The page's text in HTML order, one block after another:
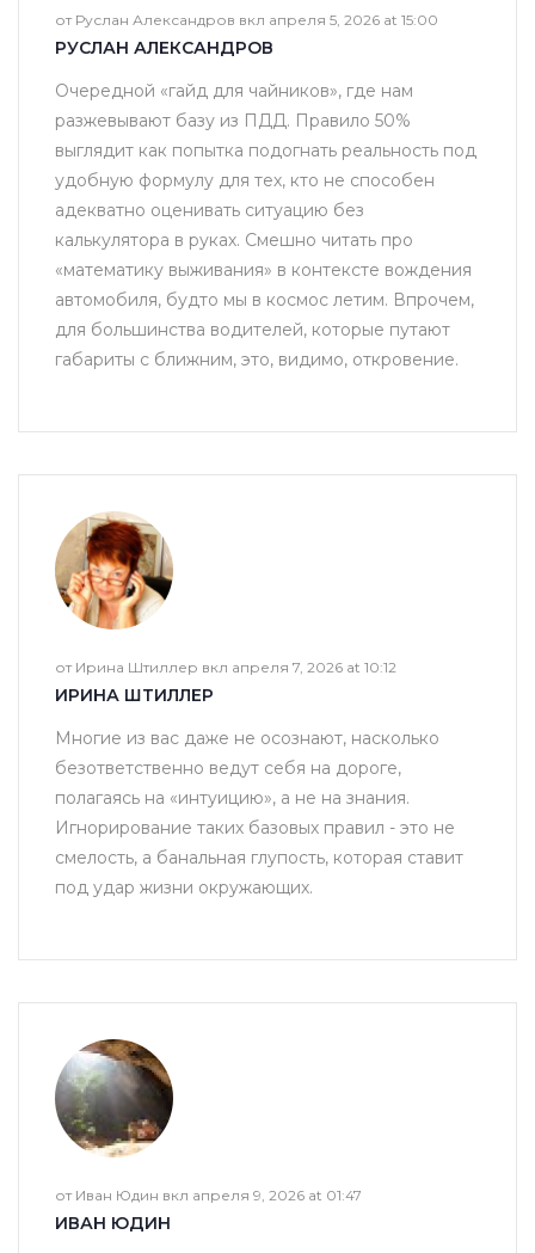
от Руслан Александров вкл апреля 5, 2026 at 15:00
РУСЛАН АЛЕКСАНДРОВ
Очередной «гайд для чайников», где нам
разжевывают базу из ПДД. Правило 50%
выглядит как попытка подогнать реальность под
удобную формулу для тех, кто не способен
адекватно оценивать ситуацию без
калькулятора в руках. Смешно читать про
«математику выживания» в контексте вождения
автомобиля, будто мы в космос летим. Впрочем,
для большинства водителей, которые путают
габариты с ближним, это, видимо, откровение.
от Ирина Штиллер вкл апреля 7, 2026 at 10:12
ИРИНА ШТИЛЛЕР
Многие из вас даже не осознают, насколько
безответственно ведут себя на дороге,
полагаясь на «интуицию», а не на знания.
Игнорирование таких базовых правил - это не
смелость, а банальная глупость, которая ставит
под удар жизни окружающих.
от Иван Юдин вкл апреля 9, 2026 at 01:47
ИВАН ЮДИН